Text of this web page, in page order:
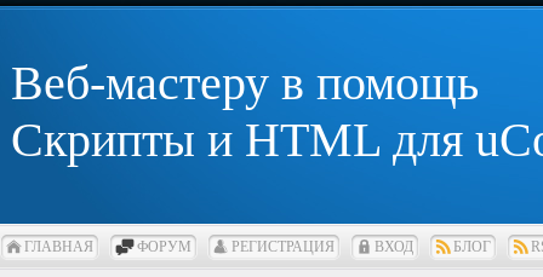
Веб-мастеру в помощь
Скрипты и HTML для
ГЛАВНАЯ ФОРУМ РЕГИСТРАЦИЯ ВХОД БЛОГ